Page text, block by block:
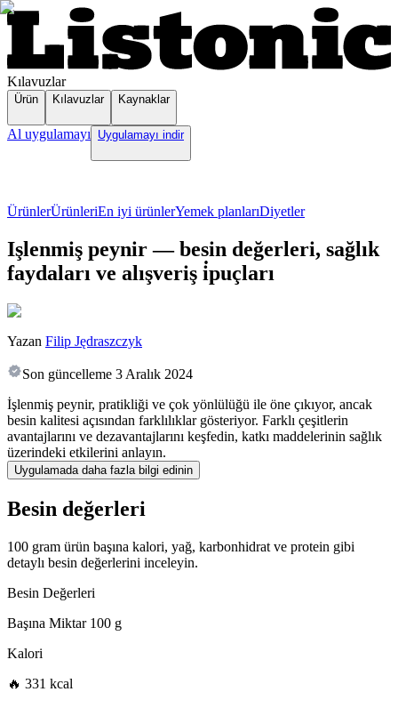
Kılavuzlar
Ürün Kılavuzlar Kaynaklar
Al uygulamayı Uygulamayı indir
ÜrünlerÜrünleriEn iyi ürünlerYemek planlarıDiyetler
Işlenmiş peynir — besin değerleri, sağlık
faydaları ve alışveriş i̇puçları
Yazan Filip Jędraszczyk
Son güncelleme 3 Aralık 2024
İşlenmiş peynir, pratikliği ve çok yönlülüğü ile öne çıkıyor, ancak
besin kalitesi açısından farklılıklar gösteriyor. Farklı çeşitlerin
avantajlarını ve dezavantajlarını keşfedin, katkı maddelerinin sağlık
üzerindeki etkilerini anlayın.
Uygulamada daha fazla bilgi edinin
Besin değerleri
100 gram ürün başına kalori, yağ, karbonhidrat ve protein gibi
detaylı besin değerlerini inceleyin.
Besin Değerleri
Başına Miktar100 g
Kalori
🔥 331 kcal